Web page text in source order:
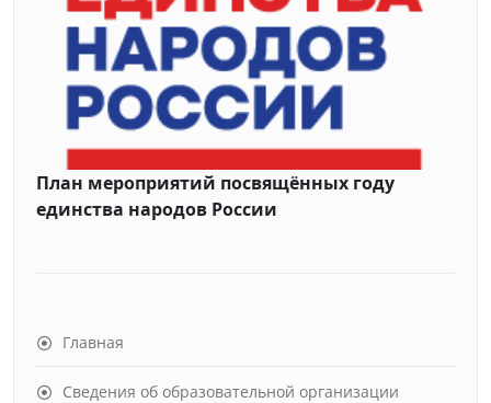
План мероприятий посвящённых году
единства народов России
Главная
Сведения об образовательной организации